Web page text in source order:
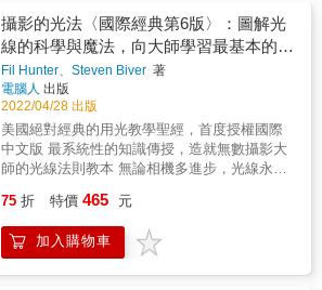
覺魅力 水沒有固定的形態，且表面反光，其形
態和色彩較容易受環境的影響。在很多時候，
水的這一敏感、多變的特性能夠為攝影帶來更
豐富的表達可能性。 ▎古色古香──悠久的歷史
文化，傳統的審美形態 在我們的拍攝意識中，
在我們尋找拍攝對象、經營畫面內容、營造畫
面意境之時，會有意或無意地嘗試去尋求富有
傳統美感和意蘊的畫面效果。 ▎清涼假日──慵
帶來的情緒變化具有強烈而直接的感染力，而
夏日之下攝影師重要的拍攝題材。 本書特色 本
書內容包括技巧課和主題課兩個學習單元，每
一課都配有生動的案例圖片，以及圖片的拍攝
機廠牌，還可延伸至相機的拍攝概念。從基礎
入門、概念、技巧到獨家拍攝懶人包，絕對超
級實用！ & 「食物」永遠是最貼近我們生活的
一個重要元素，也永遠是最受到群眾矚目的討
論話題之一。 & 你，喜歡用手機拍下當前令人
垂涎的食物照嗎？不論是剛入門的手機拍照新
手、想讓照片提升質感的攝影愛好者、需要快
速拍出好看食物照的相關工作者，一張好看或
極具創意的食物佳作，不僅能讓你的飲食記錄
更加完美留存，也能讓你在社群平台上的大眾
商業契機。 & 現在，就拿起手機，翻開這本
書，跟著米米老師從美學培養、光線、構圖、
角度、造型設計、道具運用，以及用照片說故
攝影的光法〈國際經典第6版〉：圖解光
線的科學與魔法，向大師學習最基本的極
致
Fil Hunter、Steven Biver 著
電腦人 出版
2022/04/28 出版
美國絕對經典的用光教學聖經，首度授權國際
中文版 最系統性的知識傳授，造就無數攝影大
師的光線法則教本 無論相機多進步，光線永遠
致，就是無比的專業 & ●&& 跟隨攝影大師理解
光線存在的合理性，解開攝影用光的難題，打
造商業攝影的基石。 & ●&& 詳細地步驟解說。
75 折 特價 465 元
加入購物車